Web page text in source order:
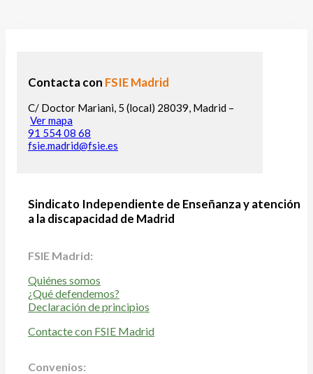
Contacta con FSIE Madrid
C/ Doctor Mariani, 5 (local) 28039, Madrid –
Ver mapa
91 554 08 68
fsie.madrid@fsie.es
Sindicato Independiente de Enseñanza y atención
a la discapacidad de Madrid
FSIE Madrid:
Quiénes somos
¿Qué defendemos?
Declaración de principios
Contacte con FSIE Madrid
Convenios: